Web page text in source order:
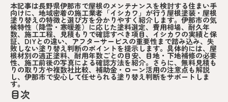
本記事は長野県伊那市で屋根のメンテナンスを検討する住まい手
向けに、地域密着の施工業者「イシカワ」が行う屋根塗装・屋根
塗り替えの特徴と選び方を分かりやすく紹介します。伊那市の気
候特性（降雪・寒暖差）に応じた塗料選定、費用相場、耐久年
数、施工工程、見積もりで確認すべき項目、イシカワの実績と保
証、DIYとの違い、アフターサービスの重要性まで踏み込み、失
敗しない塗り替え判断のポイントを提示します。具体的には、屋
根材別の適正塗料、耐用年数ごとの目安、目地・下地補修の必要
性、施工前後の写真による確認方法を紹介。さらに、無料見積も
りの取り方や複数社比較、補助金・ローン活用の注意点も解説
し、伊那市で安心して任せられる塗り替え判断をサポートしま
す。
目次